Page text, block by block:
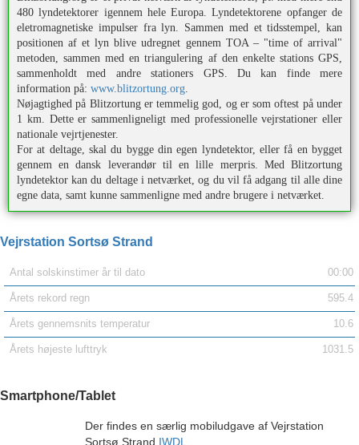
480 lyndetektorer igennem hele Europa. Lyndetektorene opfanger de
eletromagnetiske impulser fra lyn. Sammen med et tidsstempel, kan
positionen af et lyn blive udregnet gennem TOA – "time of arrival"
metoden, sammen med en triangulering af den enkelte stations GPS,
sammenholdt med andre stationers GPS. Du kan finde mere
information på: www.blitzortung.org
Nøjagtighed på Blitzortung er temmelig god, og er som oftest på under
1 km. Dette er sammenligneligt med professionelle vejrstationer eller
nationale vejrtjenester.
For at deltage, skal du bygge din egen lyndetektor, eller få en bygget
gennem en dansk leverandør til en lille merpris. Med Blitzortung
lyndetektor kan du deltage i netværket, og du vil få adgang til alle dine
egne data, samt kunne sammenligne med andre brugere i netværket.
Vejrstation Sortsø Strand
Antal solskinstimer år til dato 00:00
Årets rekord regn 595.4
Årets gennemsnits temperatur 10.6
Årets højeste lufttryk 1031.5
Smartphone/Tablet
Der findes en særlig mobiludgave af Vejrstation
Sortsø Strand IWDL